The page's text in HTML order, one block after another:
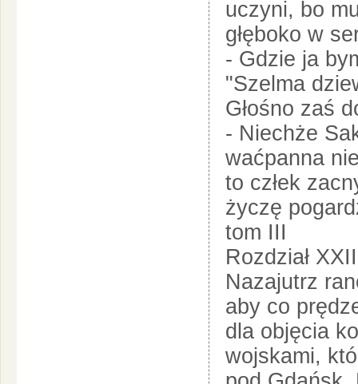
uczyni, bo
głęboko w
- Gdzie ja
"Szelma
Głośno zaś
- Niechże
waćpanna
to człek
życzę
tom III
Rozdział XXII
Nazajutrz
aby co
dla objęcia
wojskami,